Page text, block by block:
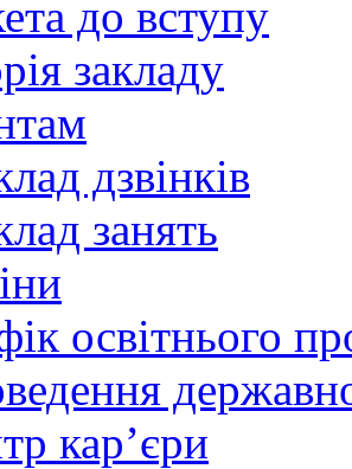
до вступу
закладу
дзвінків
занять
освітнього
кар’єри